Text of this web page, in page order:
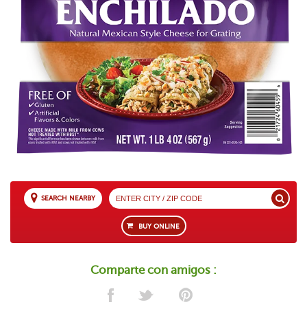
SEARCH NEARBY
BUY ONLINE
Comparte con amigos :